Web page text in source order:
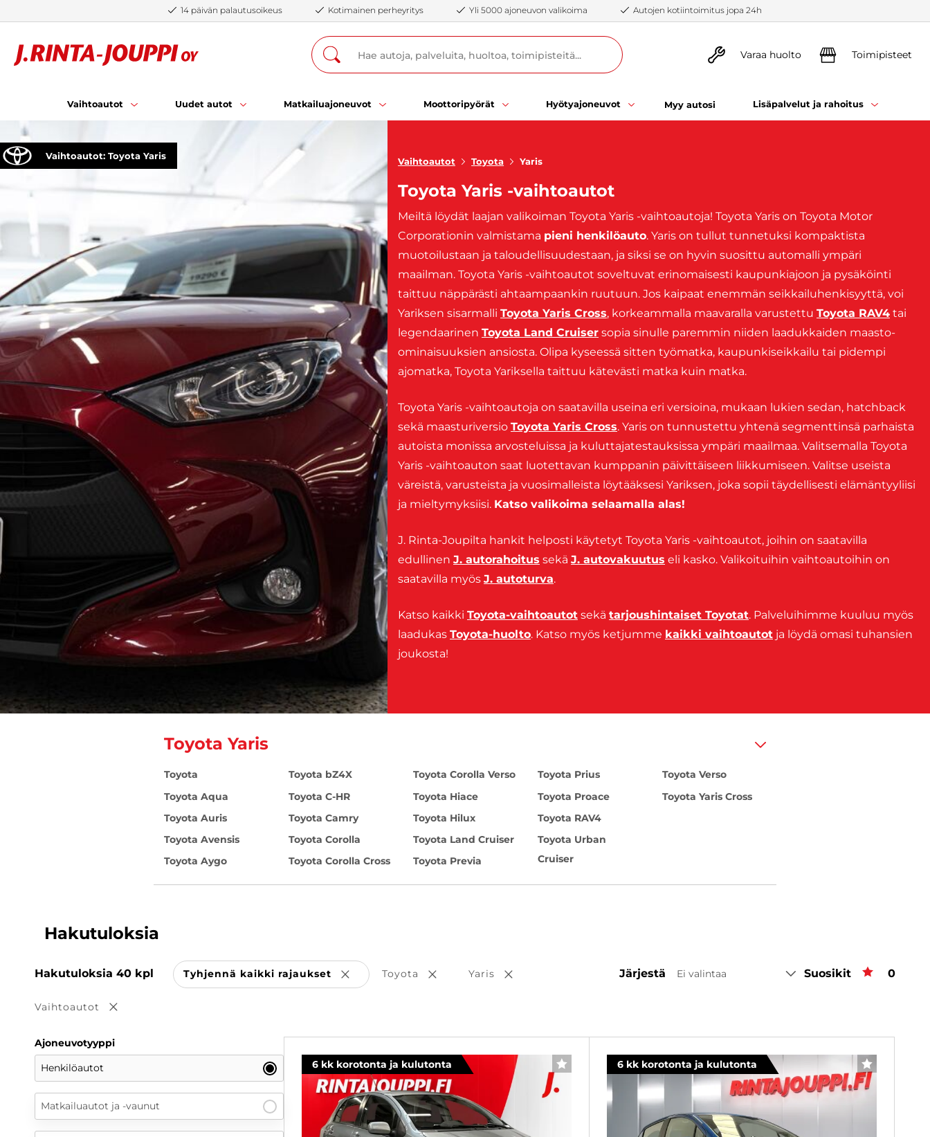
14 päivän palautusoikeus Kotimainen perheyritys Yli 5000 ajoneuvon valikoima Autojen kotiintoimitus jopa 24h
Varaa huolto Toimipisteet
Vaihtoautot Uudet autot Matkailuajoneuvot Moottoripyörät Hyötyajoneuvot Myy autosi Lisäpalvelut ja rahoitus
Vaihtoautot: Toyota Yaris
Vaihtoautot Toyota Yaris
Toyota Yaris -vaihtoautot
Meiltä löydät laajan valikoiman Toyota Yaris -vaihtoautoja! Toyota Yaris on Toyota Motor
Corporationin valmistama pieni henkilöauto. Yaris on tullut tunnetuksi kompaktista
muotoilustaan ja taloudellisuudestaan, ja siksi se on hyvin suosittu automalli ympäri
maailman. Toyota Yaris -vaihtoautot soveltuvat erinomaisesti kaupunkiajoon ja pysäköinti
taittuu näppärästi ahtaampaankin ruutuun. Jos kaipaat enemmän seikkailuhenkisyyttä, voi
Yariksen sisarmalli Toyota Yaris Cross, korkeammalla maavaralla varustettu Toyota RAV4 tai
legendaarinen Toyota Land Cruiser sopia sinulle paremmin niiden laadukkaiden maasto-
ominaisuuksien ansiosta. Olipa kyseessä sitten työmatka, kaupunkiseikkailu tai pidempi
ajomatka, Toyota Yariksella taittuu kätevästi matka kuin matka.
Toyota Yaris -vaihtoautoja on saatavilla useina eri versioina, mukaan lukien sedan, hatchback
sekä maasturiversio Toyota Yaris Cross. Yaris on tunnustettu yhtenä segmenttinsä parhaista
autoista monissa arvosteluissa ja kuluttajatestauksissa ympäri maailmaa. Valitsemalla Toyota
Yaris -vaihtoauton saat luotettavan kumppanin päivittäiseen liikkumiseen. Valitse useista
väreistä, varusteista ja vuosimalleista löytääksesi Yariksen, joka sopii täydellisesti elämäntyyliisi
ja mieltymyksiisi. Katso valikoima selaamalla alas!
J. Rinta-Joupilta hankit helposti käytetyt Toyota Yaris -vaihtoautot, joihin on saatavilla
edullinen J. autorahoitus sekä J. autovakuutus eli kasko. Valikoituihin vaihtoautoihin on
saatavilla myös J. autoturva.
Katso kaikki Toyota-vaihtoautot sekä tarjoushintaiset Toyotat. Palveluihimme kuuluu myös
laadukas Toyota-huolto. Katso myös ketjumme kaikki vaihtoautot ja löydä omasi tuhansien
joukosta!
Toyota Yaris
Toyota
Toyota Aqua
Toyota Auris
Toyota Avensis
Toyota Aygo
Toyota bZ4X
Toyota C-HR
Toyota Camry
Toyota Corolla
Toyota Corolla Cross
Toyota Corolla Verso
Toyota Hiace
Toyota Hilux
Toyota Land Cruiser
Toyota Previa
Toyota Prius
Toyota Proace
Toyota RAV4
Toyota Urban
Cruiser
Toyota Verso
Toyota Yaris Cross
Hakutuloksia
Hakutuloksia 40 kpl Tyhjennä kaikki rajaukset Poista valinta
Toyota Poista valinta
Yaris Poista valinta
Vaihtoautot Poista valinta
Järjestä Ei valintaa Suosikit 0
Ajoneuvotyyppi
Henkilöautot
Matkailuautot ja -vaunut
6 kk korotonta ja kulutonta SUOSIKKI 6 kk korotonta ja kulutonta SUOSIKKI